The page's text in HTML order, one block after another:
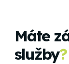
Máte
služby?